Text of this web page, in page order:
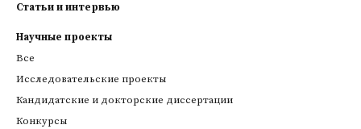
Статьи и интервью
Научные проекты
Все
Исследовательские проекты
Кандидатские и докторские диссертации
Конкурсы